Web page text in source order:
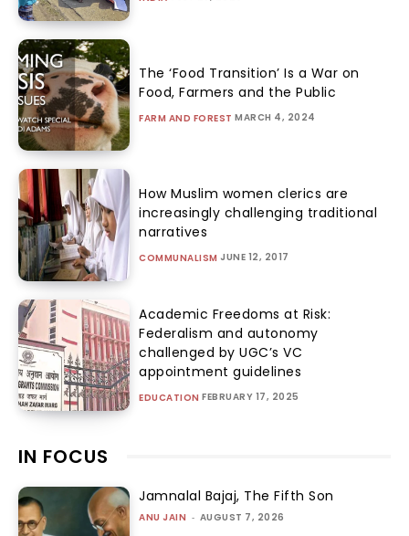
The ‘Food Transition’ Is a War on
Food, Farmers and the Public
FARM AND FOREST MARCH 4, 2024
How Muslim women clerics are
increasingly challenging traditional
narratives
COMMUNALISM JUNE 12, 2017
Academic Freedoms at Risk:
Federalism and autonomy
challenged by UGC’s VC
appointment guidelines
EDUCATION FEBRUARY 17, 2025
IN FOCUS
Jamnalal Bajaj, The Fifth Son
ANU JAIN - AUGUST 7, 2026